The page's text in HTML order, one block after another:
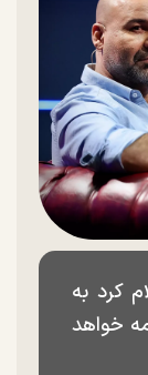
کرد به
خواهد